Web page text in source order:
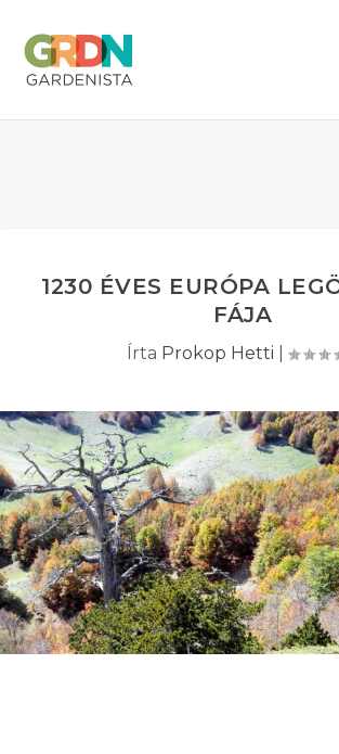
1230 ÉVES EURÓPA
FÁJA
Írta Prokop Hetti